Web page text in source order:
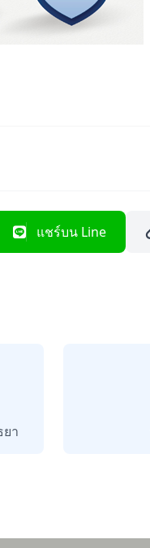
แชร์บน Line
า